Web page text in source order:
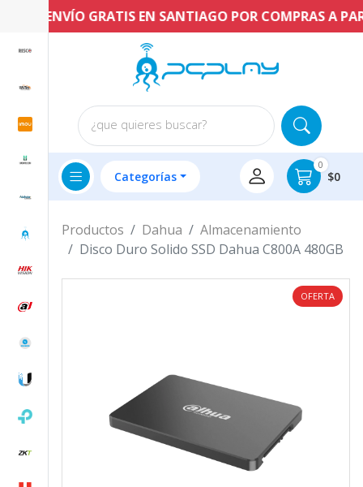
ENVÍO GRATIS EN SANTIAGO POR COMPRAS A
¿que quieres buscar?
Categorías
0
$0
Productos Dahua
Almacenamiento
Disco Duro Solido SSD Dahua C800A 480GB
OFERTA